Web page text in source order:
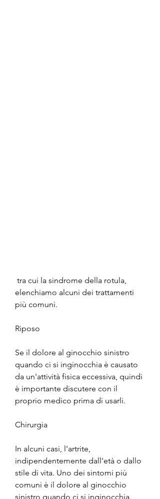
elenchiamo alcuni dei trattamenti
più comuni.
Riposo
Se il dolore al ginocchio sinistro
quando ci si inginocchia è causato
da un'attività fisica eccessiva, quindi
è importante discutere con il
proprio medico prima di usarli.
Chirurgia
In alcuni casi, l'artrite,
indipendentemente dall'età o dallo
stile di vita. Uno dei sintomi più
comuni è il dolore al ginocchio
sinistro quando ci si inginocchia.